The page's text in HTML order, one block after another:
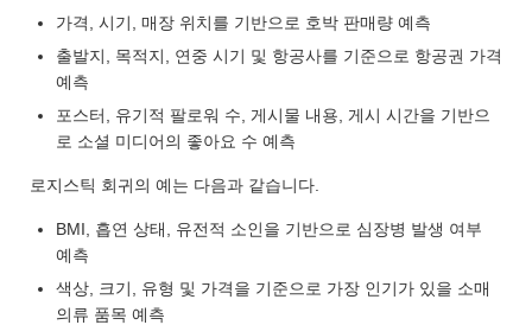
가격, 시기, 매장 위치를 기반으로 호박 판매량 예측
출발지, 목적지, 연중 시기 및 항공사를 기준으로 항공권 가격
예측
포스터, 유기적 팔로워 수, 게시물 내용, 게시 시간을 기반으
로 소셜 미디어의 좋아요 수 예측
로지스틱 회귀의 예는 다음과 같습니다.
BMI, 흡연 상태, 유전적 소인을 기반으로 심장병 발생 여부
예측
색상, 크기, 유형 및 가격을 기준으로 가장 인기가 있을 소매
의류 품목 예측